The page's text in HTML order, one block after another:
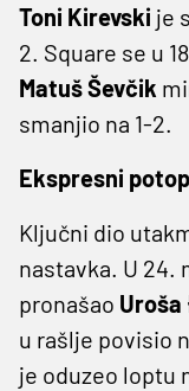
Toni Kirevski je
2. Square se u
Matuš Ševčik
smanjio na 1-2.
Ekspresni
Ključni dio
nastavka. U 24.
pronašao
u rašlje povisio
je oduzeo loptu